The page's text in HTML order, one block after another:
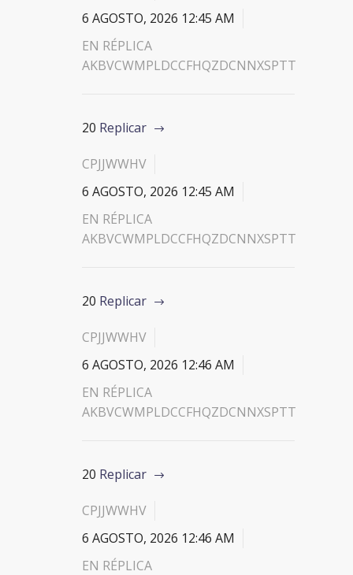
6 AGOSTO, 2026 12:45 AM
EN RÉPLICA
AKBVCWMPLDCCFHQZDCNNXSPTT
20 Replicar
CPJJWWHV
6 AGOSTO, 2026 12:45 AM
EN RÉPLICA
AKBVCWMPLDCCFHQZDCNNXSPTT
20 Replicar
CPJJWWHV
6 AGOSTO, 2026 12:46 AM
EN RÉPLICA
AKBVCWMPLDCCFHQZDCNNXSPTT
20 Replicar
CPJJWWHV
6 AGOSTO, 2026 12:46 AM
EN RÉPLICA